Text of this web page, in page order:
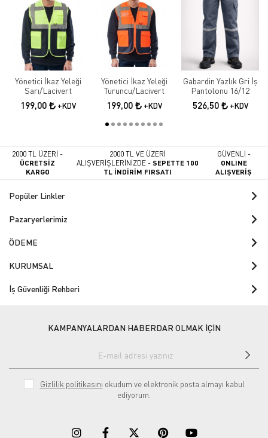
Yönetici İkaz Yeleği
Sarı/Lacivert
199,00 +KDV
Yönetici İkaz Yeleği
Turuncu/Lacivert
199,00 +KDV
Gabardin Yazlık Gri İş
Pantolonu 16/12
526,50 +KDV
2000 TL ÜZERİ -
ÜCRETSİZ
KARGO
2000 TL VE ÜZERİ
ALIŞVERİŞLERİNİZDE -SEPETTE 100
TL İNDİRİM FIRSATI
GÜVENLİ -
ONLINE
ALIŞVERİŞ
Popüler Linkler
Pazaryerlerimiz
ÖDEME
KURUMSAL
İş Güvenliği Rehberi
KAMPANYALARDAN HABERDAR OLMAK İÇİN
Gizlilik politikasını okudum ve elektronik posta almayı kabul
ediyorum.